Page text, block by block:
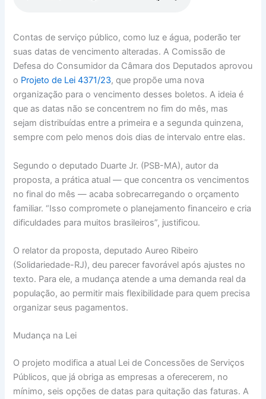
Contas de serviço público, como luz e água, poderão ter
suas datas de vencimento alteradas. A Comissão de
Defesa do Consumidor da Câmara dos Deputados aprovou
o Projeto de Lei 4371/23, que propõe uma nova
organização para o vencimento desses boletos. A ideia é
que as datas não se concentrem no fim do mês, mas
sejam distribuídas entre a primeira e a segunda quinzena,
sempre com pelo menos dois dias de intervalo entre elas.
Segundo o deputado Duarte Jr. (PSB-MA), autor da
proposta, a prática atual — que concentra os vencimentos
no final do mês — acaba sobrecarregando o orçamento
familiar. “Isso compromete o planejamento financeiro e cria
dificuldades para muitos brasileiros”, justificou.
O relator da proposta, deputado Aureo Ribeiro
(Solidariedade-RJ), deu parecer favorável após ajustes no
texto. Para ele, a mudança atende a uma demanda real da
população, ao permitir mais flexibilidade para quem precisa
organizar seus pagamentos.
Mudança na Lei
O projeto modifica a atual Lei de Concessões de Serviços
Públicos, que já obriga as empresas a oferecerem, no
mínimo, seis opções de datas para quitação das faturas. A